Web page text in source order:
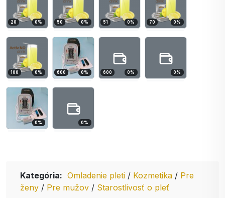
20 0% 50 0% 51 0% 70 0%
100 0% 600 0% 600 0% 0%
0% 0%
Kategória: Omladenie pleti / Kozmetika / Pre
ženy / Pre mužov / Starostlivosť o pleť